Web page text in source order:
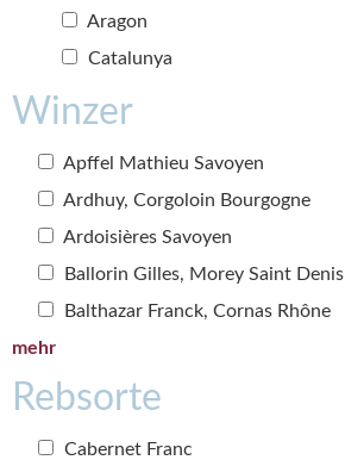
Aragon
Catalunya
Winzer
Apffel Mathieu Savoyen
Ardhuy, Corgoloin Bourgogne
Ardoisières Savoyen
Ballorin Gilles, Morey Saint Denis
Balthazar Franck, Cornas Rhône
mehr
Rebsorte
Cabernet Franc